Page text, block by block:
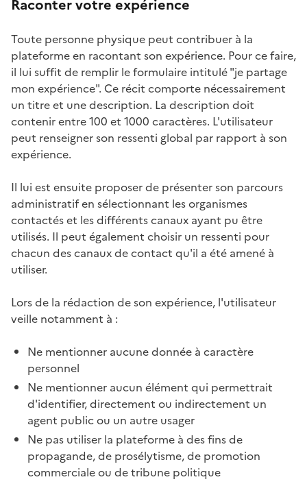
Raconter votre expérience
Toute personne physique peut contribuer à la
plateforme en racontant son expérience. Pour ce faire,
il lui suffit de remplir le formulaire intitulé "je partage
mon expérience". Ce récit comporte nécessairement
un titre et une description. La description doit
contenir entre 100 et 1000 caractères. L'utilisateur
peut renseigner son ressenti global par rapport à son
expérience.
Il lui est ensuite proposer de présenter son parcours
administratif en sélectionnant les organismes
contactés et les différents canaux ayant pu être
utilisés. Il peut également choisir un ressenti pour
chacun des canaux de contact qu'il a été amené à
utiliser.
Lors de la rédaction de son expérience, l'utilisateur
veille notamment à :
Ne mentionner aucune donnée à caractère
personnel
Ne mentionner aucun élément qui permettrait
d'identifier, directement ou indirectement un
agent public ou un autre usager
Ne pas utiliser la plateforme à des fins de
propagande, de prosélytisme, de promotion
commerciale ou de tribune politique